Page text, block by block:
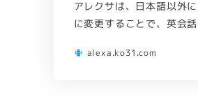
アレクサは、日本語以外
に変更することで、英会
alexa.ko31.com